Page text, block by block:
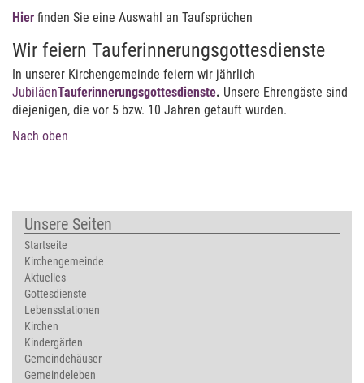
Hier finden Sie eine Auswahl an Taufsprüchen
Wir feiern Tauferinnerungsgottesdienste
In unserer Kirchengemeinde feiern wir jährlich
JubiläenTauferinnerungsgottesdienste. Unsere Ehrengäste sind
diejenigen, die vor 5 bzw. 10 Jahren getauft wurden.
Nach oben
Unsere Seiten
Startseite
Kirchengemeinde
Aktuelles
Gottesdienste
Lebensstationen
Kirchen
Kindergärten
Gemeindehäuser
Gemeindeleben